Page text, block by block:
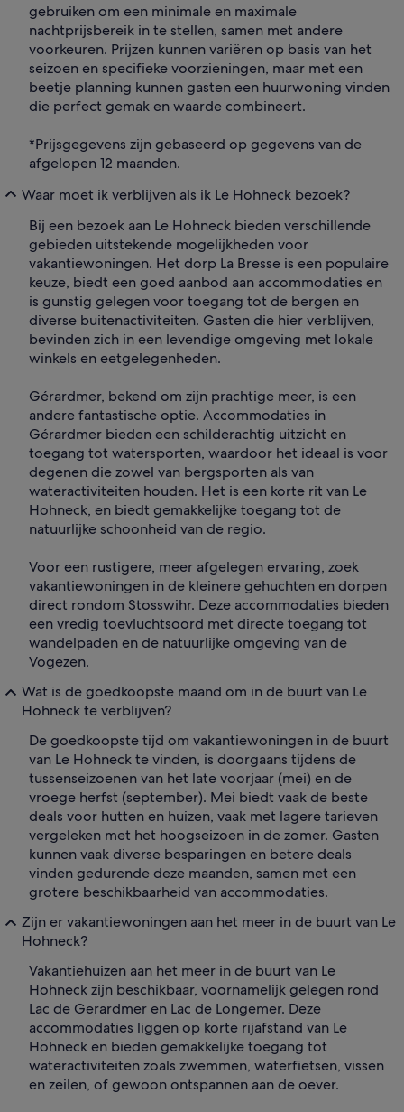
gebruiken om een minimale en maximale
nachtprijsbereik in te stellen, samen met andere
voorkeuren. Prijzen kunnen variëren op basis van het
seizoen en specifieke voorzieningen, maar met een
beetje planning kunnen gasten een huurwoning vinden
die perfect gemak en waarde combineert.
*Prijsgegevens zijn gebaseerd op gegevens van de
afgelopen 12 maanden.
Waar moet ik verblijven als ik Le Hohneck bezoek?
Bij een bezoek aan Le Hohneck bieden verschillende
gebieden uitstekende mogelijkheden voor
vakantiewoningen. Het dorp La Bresse is een populaire
keuze, biedt een goed aanbod aan accommodaties en
is gunstig gelegen voor toegang tot de bergen en
diverse buitenactiviteiten. Gasten die hier verblijven,
bevinden zich in een levendige omgeving met lokale
winkels en eetgelegenheden.
Gérardmer, bekend om zijn prachtige meer, is een
andere fantastische optie. Accommodaties in
Gérardmer bieden een schilderachtig uitzicht en
toegang tot watersporten, waardoor het ideaal is voor
degenen die zowel van bergsporten als van
wateractiviteiten houden. Het is een korte rit van Le
Hohneck, en biedt gemakkelijke toegang tot de
natuurlijke schoonheid van de regio.
Voor een rustigere, meer afgelegen ervaring, zoek
vakantiewoningen in de kleinere gehuchten en dorpen
direct rondom Stosswihr. Deze accommodaties bieden
een vredig toevluchtsoord met directe toegang tot
wandelpaden en de natuurlijke omgeving van de
Vogezen.
Wat is de goedkoopste maand om in de buurt van Le
Hohneck te verblijven?
De goedkoopste tijd om vakantiewoningen in de buurt
van Le Hohneck te vinden, is doorgaans tijdens de
tussenseizoenen van het late voorjaar (mei) en de
vroege herfst (september). Mei biedt vaak de beste
deals voor hutten en huizen, vaak met lagere tarieven
vergeleken met het hoogseizoen in de zomer. Gasten
kunnen vaak diverse besparingen en betere deals
vinden gedurende deze maanden, samen met een
grotere beschikbaarheid van accommodaties.
Zijn er vakantiewoningen aan het meer in de buurt van Le
Hohneck?
Vakantiehuizen aan het meer in de buurt van Le
Hohneck zijn beschikbaar, voornamelijk gelegen rond
Lac de Gerardmer en Lac de Longemer. Deze
accommodaties liggen op korte rijafstand van Le
Hohneck en bieden gemakkelijke toegang tot
wateractiviteiten zoals zwemmen, waterfietsen, vissen
en zeilen, of gewoon ontspannen aan de oever.